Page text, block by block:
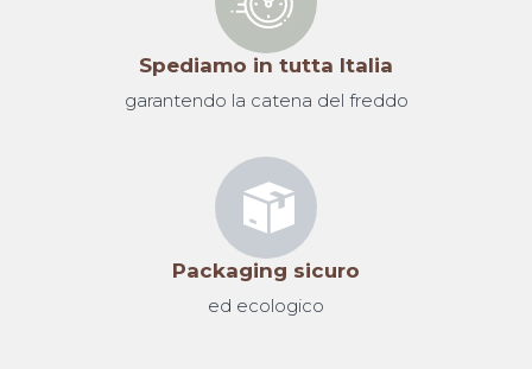
Spediamo in tutta Italia
garantendo la catena del freddo
Packaging sicuro
ed ecologico